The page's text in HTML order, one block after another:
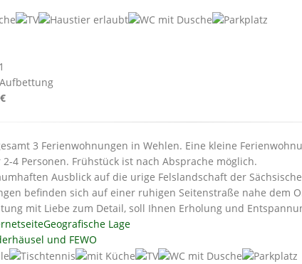
3 Ferienwohnungen in Wehlen. Eine kleine
4 Personen. Frühstück ist nach Absprache möglich.
Ausblick auf die urige Felslandschaft der
befinden sich auf einer ruhigen Seitenstraße nahe dem
mit Liebe zum Detail, soll Ihnen Erholung und
Geografische Lage
und FEWO